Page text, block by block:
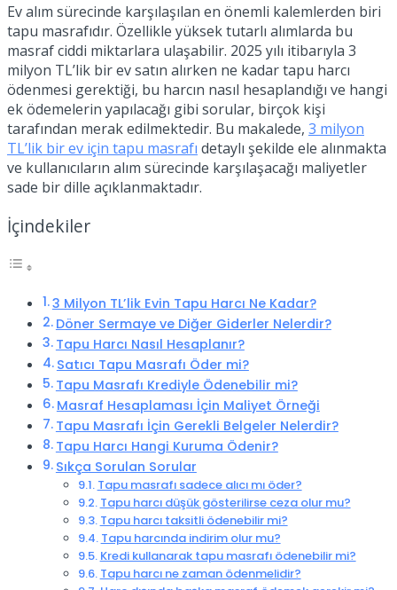
Ev alım sürecinde karşılaşılan en önemli kalemlerden biri
tapu masrafıdır. Özellikle yüksek tutarlı alımlarda bu
masraf ciddi miktarlara ulaşabilir. 2025 yılı itibarıyla 3
milyon TL’lik bir ev satın alırken ne kadar tapu harcı
ödenmesi gerektiği, bu harcın nasıl hesaplandığı ve hangi
ek ödemelerin yapılacağı gibi sorular, birçok kişi
tarafından merak edilmektedir. Bu makalede, 3 milyon
TL’lik bir ev için tapu masrafı detaylı şekilde ele alınmakta
ve kullanıcıların alım sürecinde karşılaşacağı maliyetler
sade bir dille açıklanmaktadır.
İçindekiler
3 Milyon TL’lik Evin Tapu Harcı Ne Kadar?
Döner Sermaye ve Diğer Giderler Nelerdir?
Tapu Harcı Nasıl Hesaplanır?
Satıcı Tapu Masrafı Öder mi?
Tapu Masrafı Krediyle Ödenebilir mi?
Masraf Hesaplaması İçin Maliyet Örneği
Tapu Masrafı İçin Gerekli Belgeler Nelerdir?
Tapu Harcı Hangi Kuruma Ödenir?
Sıkça Sorulan Sorular
Tapu masrafı sadece alıcı mı öder?
Tapu harcı düşük gösterilirse ceza olur mu?
Tapu harcı taksitli ödenebilir mi?
Tapu harcında indirim olur mu?
Kredi kullanarak tapu masrafı ödenebilir mi?
Tapu harcı ne zaman ödenmelidir?